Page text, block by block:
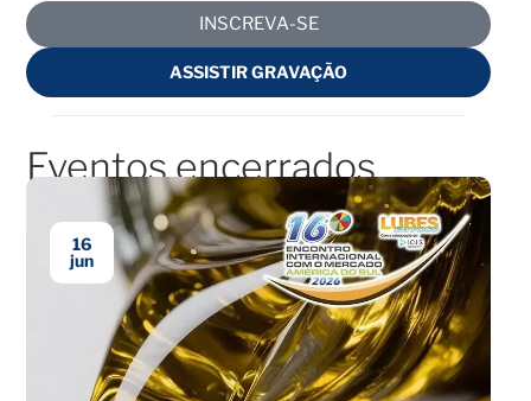
INSCREVA-SE
ASSISTIR GRAVAÇÃO
Eventos encerrados
16
jun